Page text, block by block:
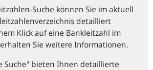
Suche können Sie im aktuell
detailliert
Klick auf eine Bankleitzahl im
Sie weitere Informationen.
Suche" bieten Ihnen detaillierte